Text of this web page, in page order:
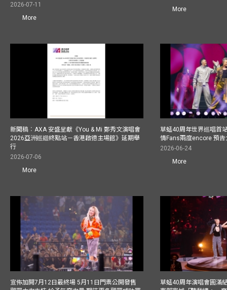
2026-07-11
More
More
新聞稿︰AXA 安盛呈獻《You & Mi 鄭秀文演唱會
2026亞洲巡迴終點站－香港啟德主場館》延期舉
行
2026-07-06
More
草蜢40周年世界巡唱首
情Fans兩度encore 預
2026-06-24
More
宣佈加開7月12日最終場 5月11日門票公開發售
草蜢40周年演唱會圓滿